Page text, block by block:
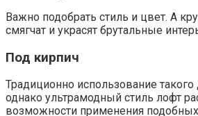
Важно подобрать стиль и цвет. А
смягчат и украсят брутальные
Под кирпич
Традиционно использование такого
однако ультрамодный стиль лофт
возможности применения